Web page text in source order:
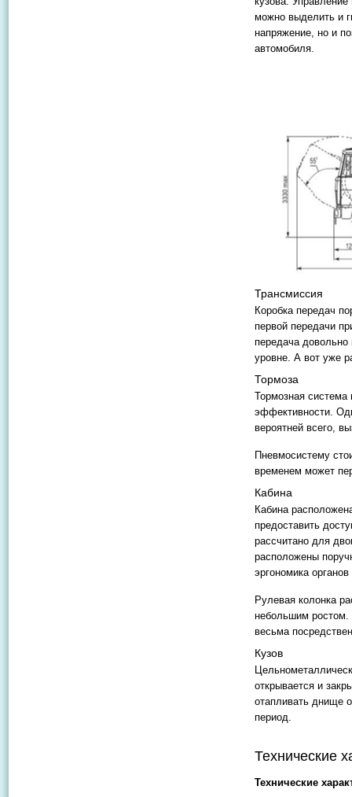
можно выделить и
напряжение, но и
автомобиля.
Трансмиссия
Коробка передач
первой передачи
передача довольно
уровне. А вот уже
Тормоза
Тормозная система
эффективности.
вероятней всего,
Пневмосистему
временем может
Кабина
Кабина
предоставить
рассчитано для
расположены
эргономика
Рулевая колонка
небольшим ростом.
весьма
Кузов
открывается и
отапливать днище
период.
Технические
Технические